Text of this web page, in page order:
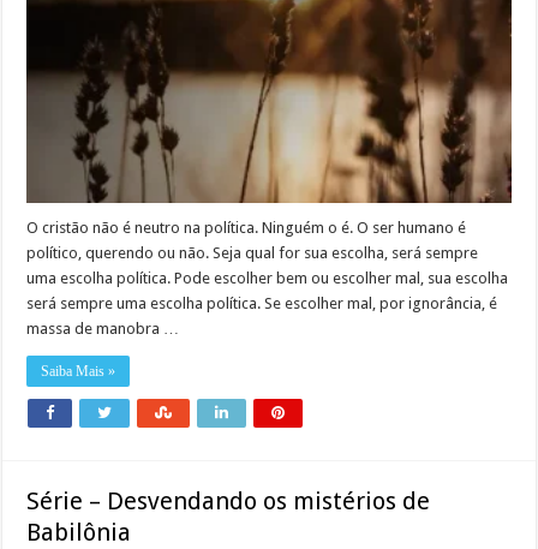
O cristão não é neutro na política. Ninguém o é. O ser humano é
político, querendo ou não. Seja qual for sua escolha, será sempre
uma escolha política. Pode escolher bem ou escolher mal, sua escolha
será sempre uma escolha política. Se escolher mal, por ignorância, é
massa de manobra …
Saiba Mais »
Série – Desvendando os mistérios de
Babilônia